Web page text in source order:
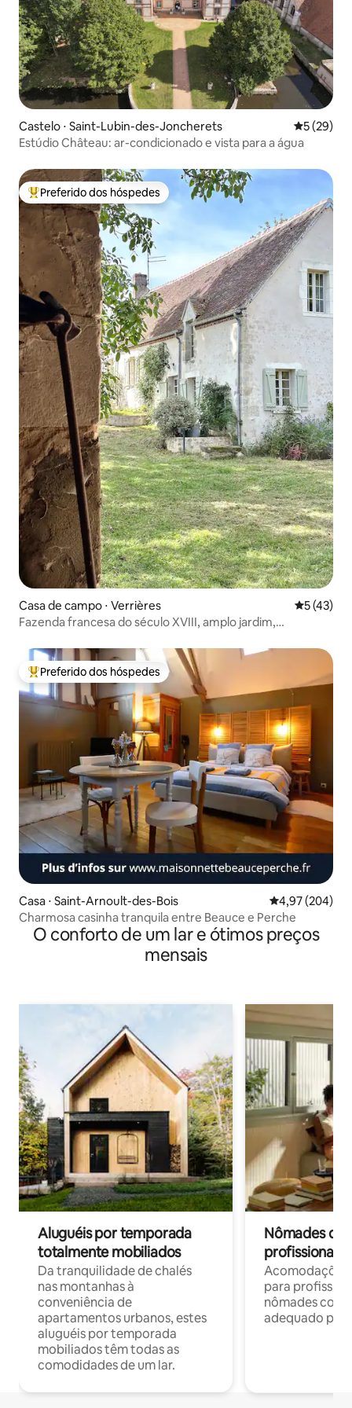
Castelo ⋅ Saint-Lubin-des-Joncherets 5 de uma
5 (29)
Estúdio Château: ar-condicionado e vista para a água
Entre os melhores preferidos dos hóspedes
Preferido dos hóspedes
Casa de campo ⋅ Verrières 5 de uma
5 (43)
Fazenda francesa do século XVIII, amplo jardim,
Entre os melhores preferidos dos hóspedes
Preferido dos hóspedes
Casa ⋅ Saint-Arnoult-des-Bois 4,97 de uma
4,97 (204)
Charmosa casinha tranquila entre Beauce e Perche
O conforto de um lar e ótimos preços
mensais
Aluguéis por temporada
totalmente mobiliados
Da tranquilidade de chalés
nas montanhas à
conveniência de
apartamentos urbanos, estes
aluguéis por temporada
mobiliados têm todas as
comodidades de um lar.
Nômades
profissionais
para
nômades com
adequado